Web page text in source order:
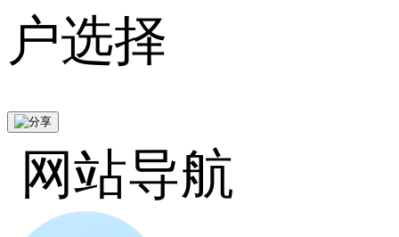
户选择
网站导航